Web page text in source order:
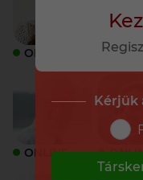
ONLINE
ONLINE
Kérjük